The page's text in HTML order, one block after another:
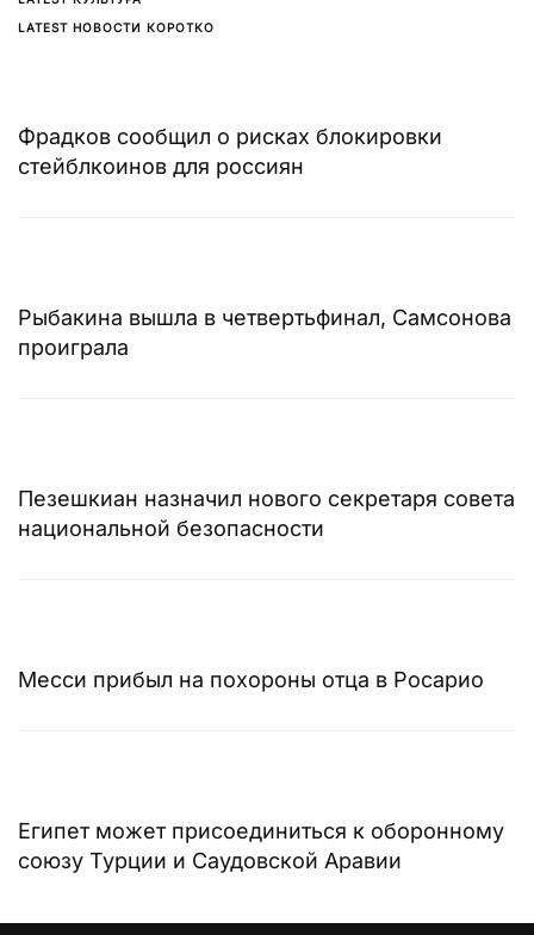
LATEST НОВОСТИ КОРОТКО
Фрадков сообщил о рисках блокировки
стейблкоинов для россиян
Рыбакина вышла в четвертьфинал, Самсонова
проиграла
Пезешкиан назначил нового секретаря совета
национальной безопасности
Месси прибыл на похороны отца в Росарио
Египет может присоединиться к оборонному
союзу Турции и Саудовской Аравии